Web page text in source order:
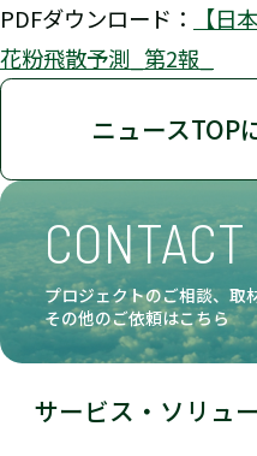
PDFダウンロード：
【日
花粉飛散予測_第2報_
ニュースTOP
CONTACT
プロジェクトのご相談、取
その他のご依頼はこちら
サービス・ソリュ